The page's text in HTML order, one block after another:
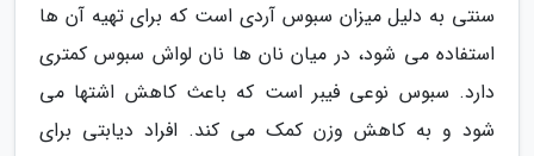
سنتی به دلیل میزان سبوس آردی است که برای تهیه آن ها
استفاده می شود، در میان نان ها نان لواش سبوس کمتری
دارد. سبوس نوعی فیبر است که باعث کاهش اشتها می
شود و به کاهش وزن کمک می کند. افراد دیابتی برای